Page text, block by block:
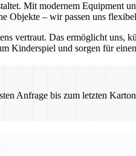
Mit modernem Equipment
– wir passen uns
vertraut. Das ermöglicht uns,
Kinderspiel und sorgen für
Anfrage bis zum letzten